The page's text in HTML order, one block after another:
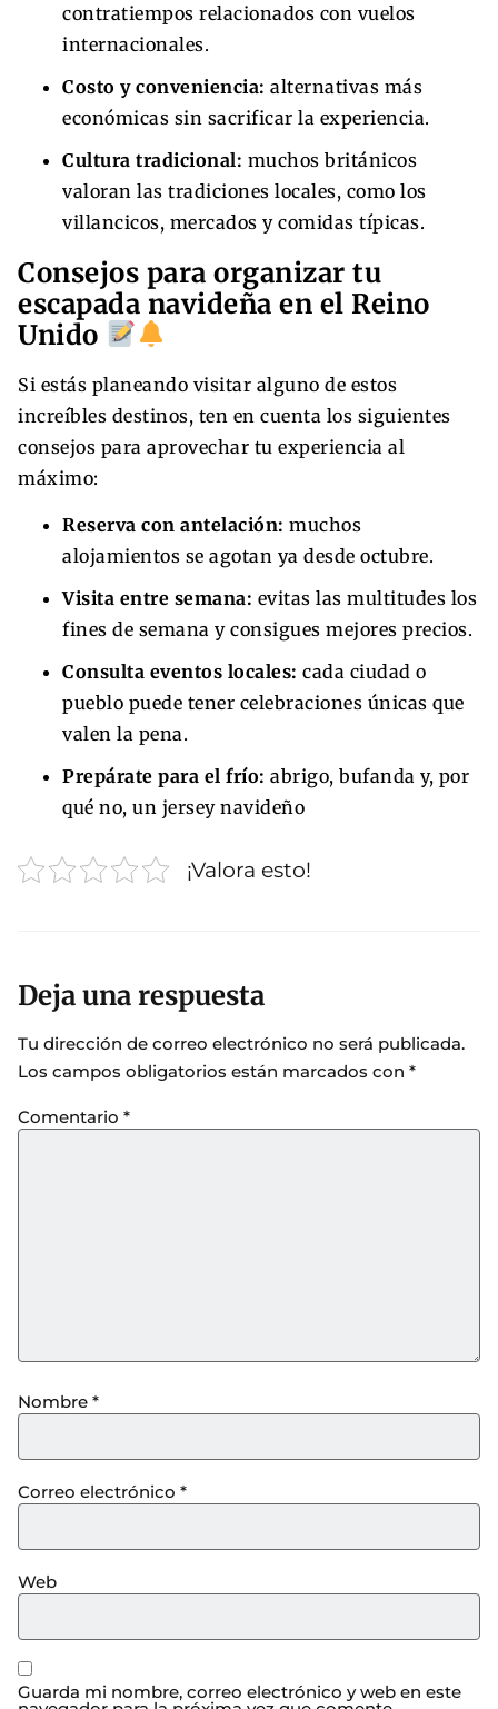
contratiempos relacionados con vuelos
internacionales.
Costo y conveniencia: alternativas más
económicas sin sacrificar la experiencia.
Cultura tradicional: muchos británicos
valoran las tradiciones locales, como los
villancicos, mercados y comidas típicas.
Consejos para organizar tu
escapada navideña en el Reino
Unido
Si estás planeando visitar alguno de estos
increíbles destinos, ten en cuenta los siguientes
consejos para aprovechar tu experiencia al
máximo:
Reserva con antelación: muchos
alojamientos se agotan ya desde octubre.
Visita entre semana: evitas las multitudes los
fines de semana y consigues mejores precios.
Consulta eventos locales: cada ciudad o
pueblo puede tener celebraciones únicas que
valen la pena.
Prepárate para el frío: abrigo, bufanda y, por
qué no, un jersey navideño
¡Valora esto!
Deja una respuesta
Tu dirección de correo electrónico no será publicada.
Los campos obligatorios están marcados con *
Comentario *
Nombre *
Correo electrónico *
Web
Guarda mi nombre, correo electrónico y web en este